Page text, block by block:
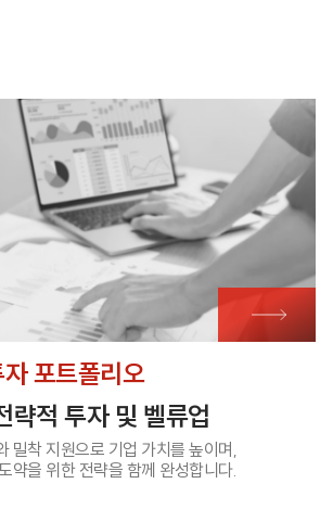
포트폴리오
략적 투자 및 벨류업
밀착 지원으로 기업 가치를 높이며,
약을 위한 전략을 함께 완성합니다.